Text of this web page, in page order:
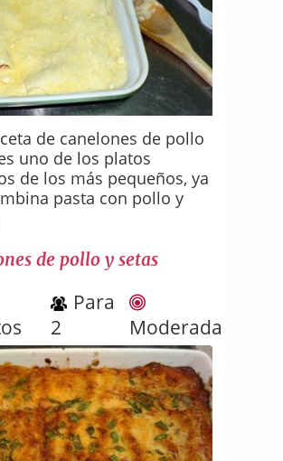
de canelones de pollo
uno de los platos
de los más pequeños, ya
pasta con pollo y
de pollo y setas
Para
2
Moderada